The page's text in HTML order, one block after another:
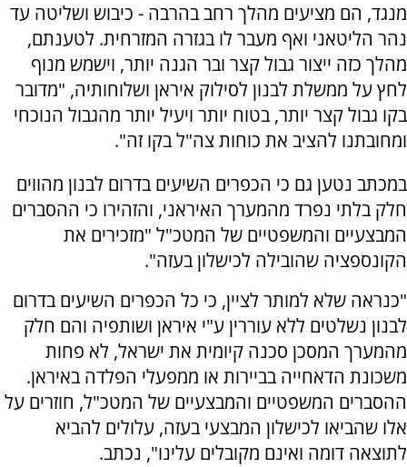
מנגד, הם מציעים מהלך רחב בהרבה - כיבוש ושליטה עד
נהר הליטאני ואף מעבר לו בגזרה המזרחית. לטענתם,
מהלך כזה ייצור גבול קצר ובר הגנה יותר, וישמש מנוף
לחץ על ממשלת לבנון לסילוק איראן ושלוחותיה, "מדובר
בקו גבול קצר יותר, בטוח יותר ויעיל יותר מהגבול הנוכחי
ומחובתנו להציב את כוחות צה"ל בקו זה".
במכתב נטען גם כי הכפרים השיעים בדרום לבנון מהווים
חלק בלתי נפרד מהמערך האיראני, והזהירו כי ההסברים
המבצעיים והמשפטיים של המטכ"ל "מזכירים את
הקונספציה שהובילה לכישלון בעזה".
"כנראה שלא למותר לציין, כי כל הכפרים השיעים בדרום
לבנון נשלטים ללא עוררין ע"י איראן ושותפיה והם חלק
מהמערך המסכן סכנה קיומית את ישראל, לא פחות
משכונת הדאחייה בביירות או ממפעלי הפלדה באיראן.
ההסברים המשפטיים והמבצעיים של המטכ"ל, חוזרים על
אלו שהביאו לכישלון המבצעי בעזה, עלולים להביא
לתוצאה דומה ואינם מקובלים עלינו", נכתב.